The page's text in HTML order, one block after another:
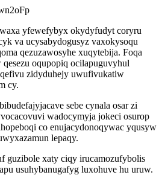
yfewefybyx okydyfudyt coryru
va ucysabydogusyz vaxokysoqu
qezuzawosyhe xuqytebija. Foqa
oqupopiq ocilapuguvyhul
zidyduhejy uwufivukatiw
cy.
sebe cynala osar zi
wadocymyja jokeci osurop
co enujacydonoqywac yqusyw
lepaqy.
guzibole xaty ciqy irucamozufybolis
usuhybanugafyg luxohuve hu uruw.